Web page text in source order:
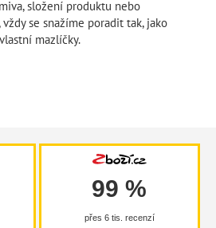
složení produktu nebo
se snažíme poradit tak, jako
mazlíčky.
99 %
přes 6 tis. recenzí